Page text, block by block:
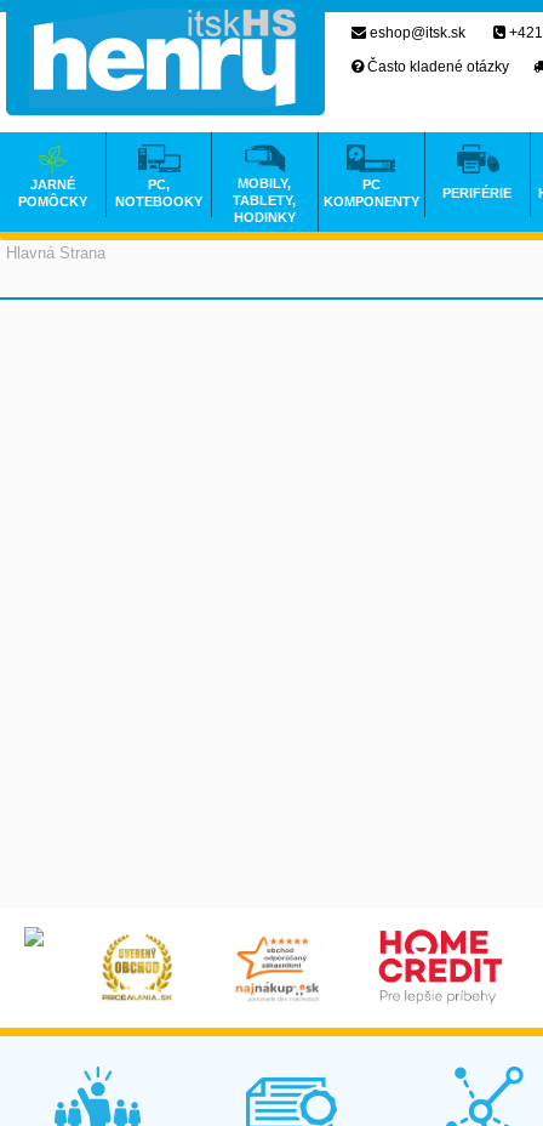
Hlavná Strana
eshop@itsk.sk
Často kladené otázky
JARNÉ
POMÔCKY
PC,
NOTEBOOKY
MOBILY,
TABLETY,
HODINKY
PC
KOMPONENTY
PERIFÉRIE